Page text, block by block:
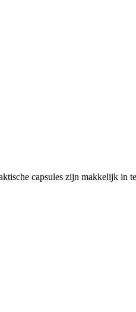
capsules zijn makkelijk in